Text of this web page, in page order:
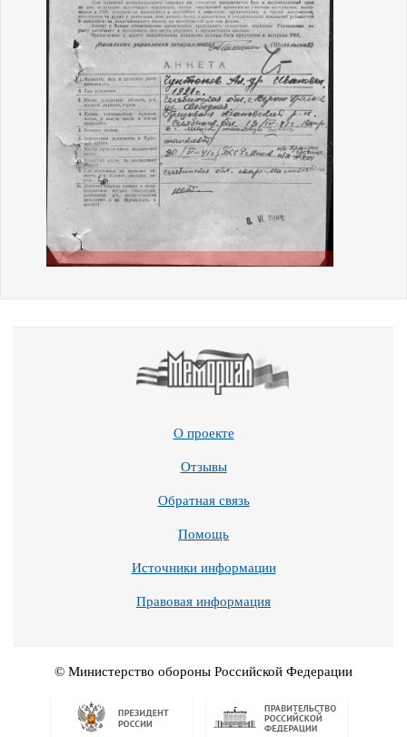
О проекте
Отзывы
Обратная связь
Помощь
Источники информации
Правовая информация
© Министерство обороны Российской Федерации